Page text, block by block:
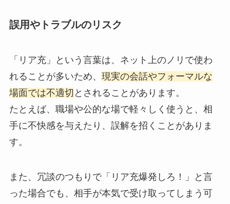
誤用やトラブルのリスク
「リア充」という言葉は、ネット上のノリで使わ
れることが多いため、 現実の会話やフォーマルな
場面では不適切 とされることがあります。
たとえば、職場や公的な場で軽々しく使うと、相
手に不快感を与えたり、誤解を招くことがありま
す。
また、冗談のつもりで「リア充爆発しろ！」と言
った場合でも、相手が本気で受け取ってしまう可